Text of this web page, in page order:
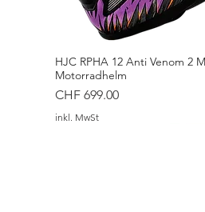
HJC RPHA 12 Anti Venom 2
Motorradhelm
Preis
CHF 699.00
inkl. MwSt